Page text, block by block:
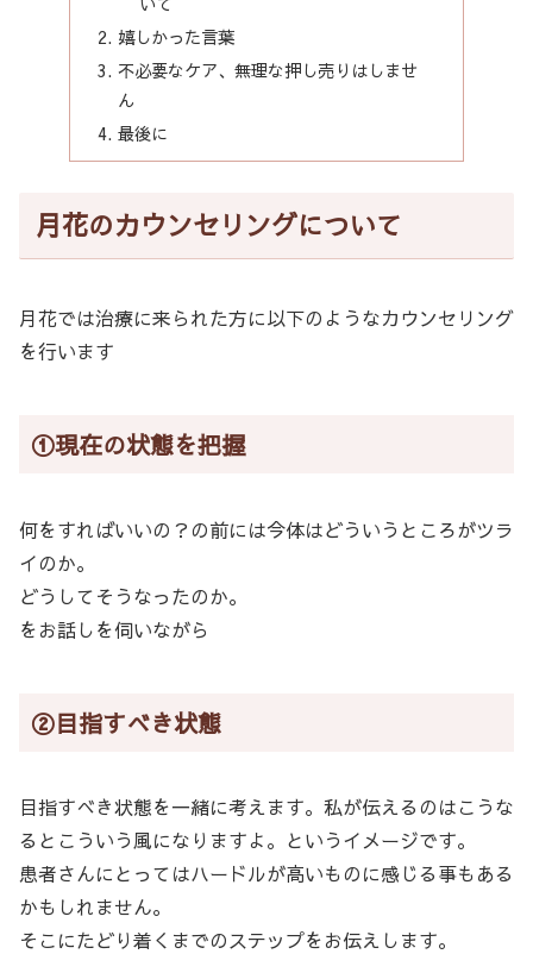
嬉しかった言葉
不必要なケア、無理な押し売りはしませ
ん
最後に
月花のカウンセリングについて
月花では治療に来られた方に以下のようなカウンセリング
を行います
①現在の状態を把握
何をすればいいの？の前には今体はどういうところがツラ
イのか。
どうしてそうなったのか。
をお話しを伺いながら
②目指すべき状態
目指すべき状態を一緒に考えます。私が伝えるのはこうな
るとこういう風になりますよ。というイメージです。
患者さんにとってはハードルが高いものに感じる事もある
かもしれません。
そこにたどり着くまでのステップをお伝えします。